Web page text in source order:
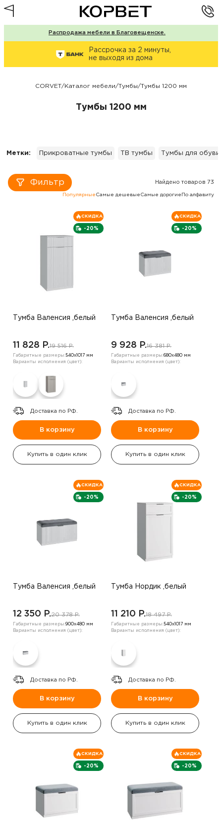
Распродажа мебели в Благовещенске.
Рассрочка за 2 минуты,
не выходя из дома
CORVET/Каталог мебели/Тумбы/Тумбы 1200 мм
Тумбы 1200 мм
Метки: Прикроватные тумбы ТВ тумбы Тумбы для обуви
Фильтр Найдено товаров 73
Популярные Самые дешевые Самые дорогие По алфавиту
-20%
СКИДКА
Тумба Валенсия ,белый
11 828 P.19 516 P.
Габаритные размеры:540х1017 мм
Варианты исполнения (цвет):
Доставка по РФ.
В корзину
Купить в один клик
-20%
СКИДКА
Тумба Валенсия ,белый
9 928 P.16 381 P.
Габаритные размеры:680х480 мм
Варианты исполнения (цвет):
Доставка по РФ.
В корзину
Купить в один клик
-20%
СКИДКА
Тумба Валенсия ,белый
12 350 P.20 378 P.
Габаритные размеры:900х480 мм
Варианты исполнения (цвет):
Доставка по РФ.
В корзину
Купить в один клик
-20%
СКИДКА
Тумба Нордик ,белый
11 210 P.18 497 P.
Габаритные размеры:540х1017 мм
Варианты исполнения (цвет):
Доставка по РФ.
В корзину
Купить в один клик
-20%
СКИДКА
-20%
СКИДКА